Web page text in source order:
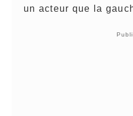
un acteur que la